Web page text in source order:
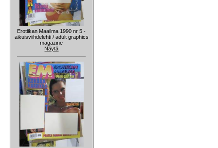
Erotiikan Maailma 1990 nr 5 -
aikuisviihdelehti / adult graphics
magazine
Näytä